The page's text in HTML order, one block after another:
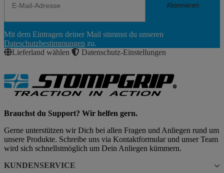
Abonnieren
Abonnieren
Mit dem Eintragen deiner Mail stimmst du unseren
Dateschutzbestimmungen zu.
Lieferland wählen
Datenschutz-Einstellungen
Brauchst du Support? Wir helfen gern.
Gerne unterstützen wir Dich bei allen Fragen und Anliegen rund um
unsere Produkte. Schreibe uns via Kontaktformular und unser Team
wird sich schnellstmöglich um Dein Anliegen kümmern.
KUNDENSERVICE